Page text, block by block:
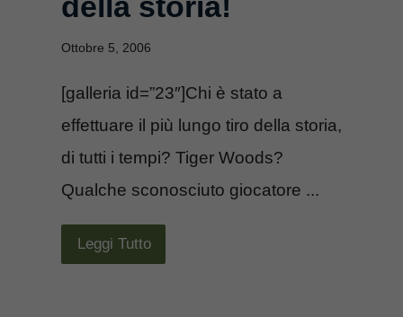
Ottobre 5, 2006
[galleria id=”23″]Chi è stato a
effettuare il più lungo tiro della storia,
di tutti i tempi? Tiger Woods?
Qualche sconosciuto giocatore ...
Leggi Tutto